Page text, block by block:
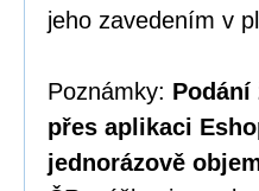
jeho zavedením v
Poznámky:
přes aplikaci
jednorázově